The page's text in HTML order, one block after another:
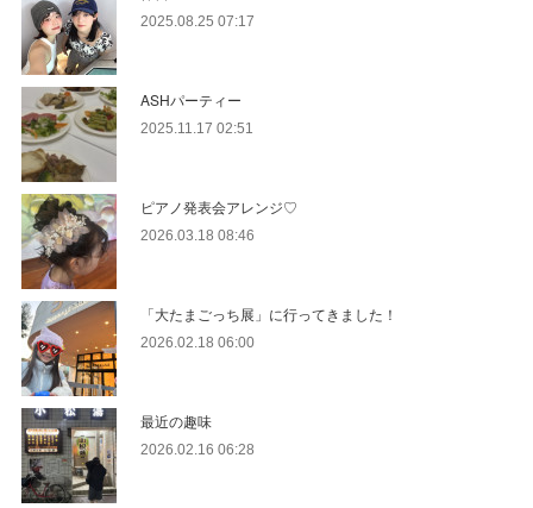
2025.08.25 07:17
ASHパーティー
2025.11.17 02:51
ピアノ発表会アレンジ♡
2026.03.18 08:46
「大たまごっち展」に行ってきました！
2026.02.18 06:00
最近の趣味
2026.02.16 06:28